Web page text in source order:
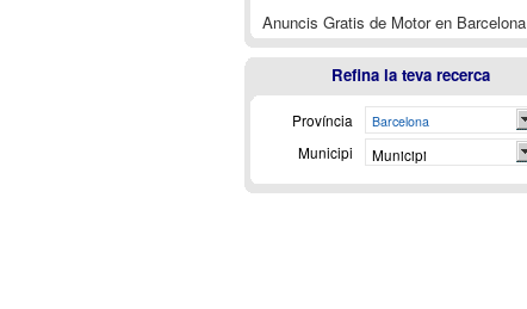
Anuncis Gratis de Motor en Barcelona
Refina la teva recerca
Província Barcelona
Municipi Municipi